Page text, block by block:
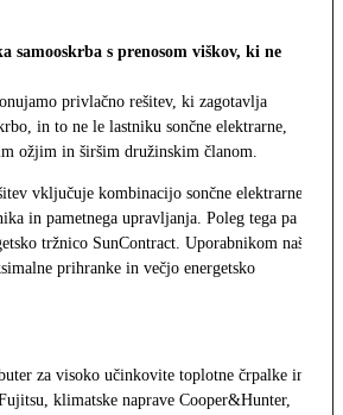
samooskrba s prenosom viškov, ki ne
privlačno rešitev, ki zagotavlja
in to ne le lastniku sončne elektrarne,
ožjim in širšim družinskim članom.
vključuje kombinacijo sončne elektrarne,
in pametnega upravljanja. Poleg tega pa
tržnico SunContract. Uporabnikom naša
prihranke in večjo energetsko
za visoko učinkovite toplotne črpalke in
klimatske naprave Cooper&Hunter,